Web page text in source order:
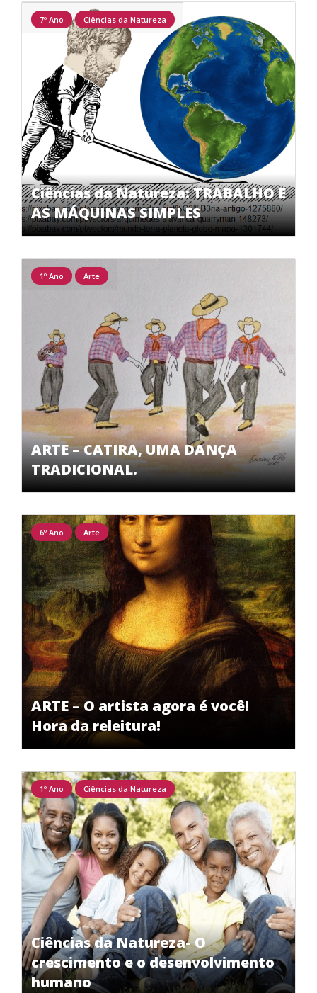
Ciências da Natureza: TRABALHO E
AS MÁQUINAS SIMPLES
7º Ano Ciências da Natureza
ARTE – CATIRA, UMA DANÇA
TRADICIONAL.
1º Ano Arte
ARTE – O artista agora é você!
Hora da releitura!
6º Ano Arte
Ciências da Natureza- O
crescimento e o desenvolvimento
humano
1º Ano Ciências da Natureza